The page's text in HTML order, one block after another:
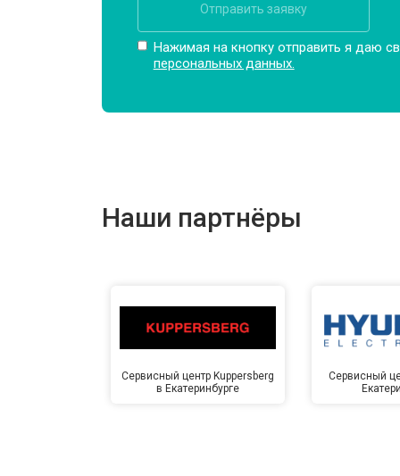
Отправить заявку
Нажимая на кнопку отправить я даю
персональных данных.
Наши партнёры
Сервисный центр Kuppersberg
в Екатеринбурге
Сервисный